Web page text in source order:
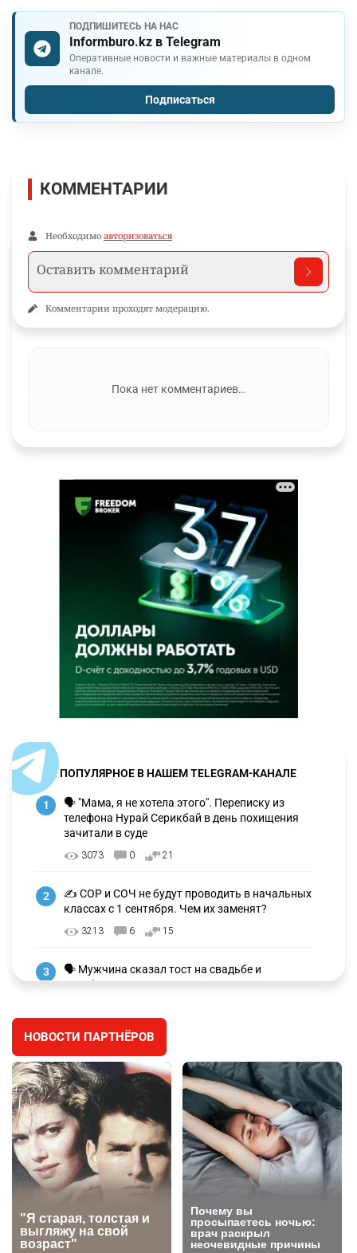
ПОДПИШИТЕСЬ НА НАС
Informburo.kz в Telegram
Оперативные новости и важные материалы в одном
канале.
Подписаться
КОММЕНТАРИИ
Необходимо авторизоваться
Комментарии проходят модерацию.
Пока нет комментариев…
ПОПУЛЯРНОЕ В НАШЕМ TELEGRAM-КАНАЛЕ
1
🗣 "Мама, я не хотела этого". Переписку из
телефона Нурай Серикбай в день похищения
зачитали в суде
3073 0 21
2
✍️ СОР и СОЧ не будут проводить в начальных
классах с 1 сентября. Чем их заменят?
3213 6 15
3
🗣 Мужчина сказал тост на свадьбе и
заработал уголовное дело
⚠️ Доброе утро, друзья! Предлагаем обзор
главных новостей за 4 августа
2744 0 1
5
🗣Глава государства направил телеграмму
соболезнования родным и близким Халық
қаһарманы Ивана Гапича
2736 2 42
6
🇫🇷 Клуб ПСЖ объявил об открытии своей
футбольной академии в Астане
НОВОСТИ ПАРТНЁРОВ